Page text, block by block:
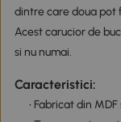
dintre care doua pot
Acest carucior de
si nu numai.
Caracteristici:
• Fabricat din